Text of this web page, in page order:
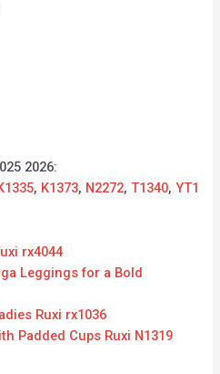
2026:
, K1373, N2272,T1340,YT1
rx4044
Leggings for a Bold
Ruxi rx1036
Padded Cups Ruxi N1319